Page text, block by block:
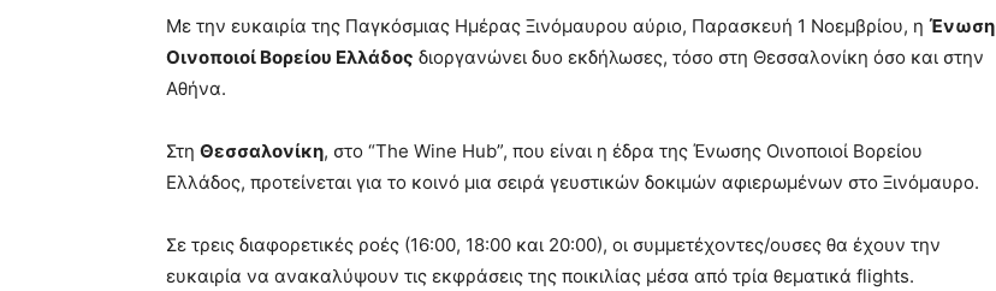
Με την ευκαιρία της Παγκόσμιας Ημέρας Ξινόμαυρου αύριο, Παρασκευή 1 Νοεμβρίου, η Ένωση
Οινοποιοί Βορείου Ελλάδος διοργανώνει δυο εκδήλωσες, τόσο στη Θεσσαλονίκη όσο και στην
Αθήνα.
Στη Θεσσαλονίκη, στο “The Wine Hub”, που είναι η έδρα της Ένωσης Οινοποιοί Βορείου
Ελλάδος, προτείνεται για το κοινό μια σειρά γευστικών δοκιμών αφιερωμένων στο Ξινόμαυρο.
Σε τρεις διαφορετικές ροές (16:00, 18:00 και 20:00), οι συμμετέχοντες/ουσες θα έχουν την
ευκαιρία να ανακαλύψουν τις εκφράσεις της ποικιλίας μέσα από τρία θεματικά flights.